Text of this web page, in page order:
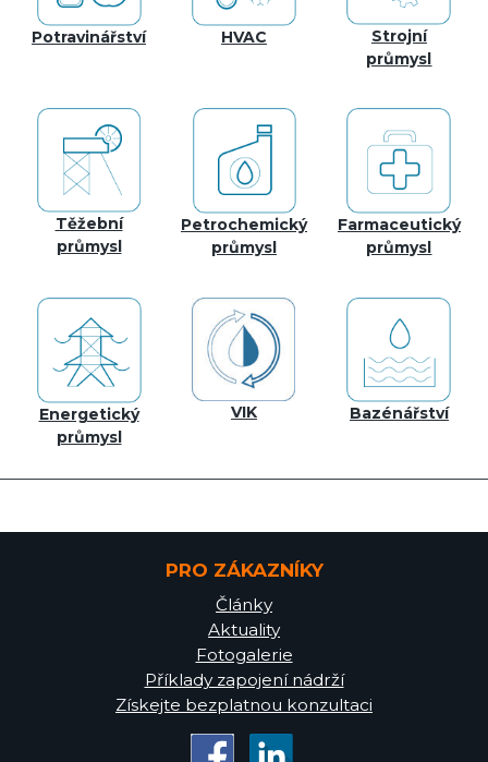
Potravinářství HVAC
Strojní
průmysl
Těžební
průmysl
Petrochemický
průmysl
Farmaceutický
průmysl
Energetický
průmysl
VIK Bazénářství
PRO ZÁKAZNÍKY
Články
Aktuality
Fotogalerie
Příklady zapojení nádrží
Získejte bezplatnou konzultaci